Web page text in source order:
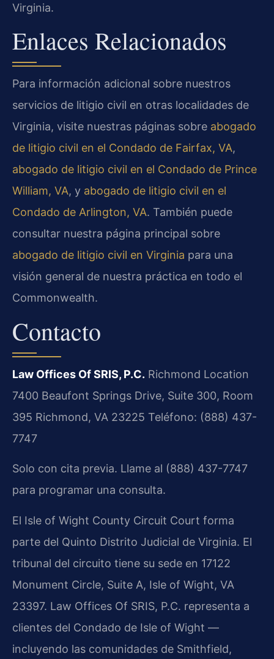
Virginia.
Enlaces Relacionados
Para información adicional sobre nuestros
servicios de litigio civil en otras localidades de
Virginia, visite nuestras páginas sobre abogado
de litigio civil en el Condado de Fairfax, VA,
abogado de litigio civil en el Condado de Prince
William, VA, y abogado de litigio civil en el
Condado de Arlington, VA. También puede
consultar nuestra página principal sobre
abogado de litigio civil en Virginia para una
visión general de nuestra práctica en todo el
Commonwealth.
Contacto
Law Offices Of SRIS, P.C. Richmond Location
7400 Beaufont Springs Drive, Suite 300, Room
395 Richmond, VA 23225 Teléfono: (888) 437-
7747
Solo con cita previa. Llame al (888) 437-7747
para programar una consulta.
El Isle of Wight County Circuit Court forma
parte del Quinto Distrito Judicial de Virginia. El
tribunal del circuito tiene su sede en 17122
Monument Circle, Suite A, Isle of Wight, VA
23397. Law Offices Of SRIS, P.C. representa a
clientes del Condado de Isle of Wight —
incluyendo las comunidades de Smithfield,